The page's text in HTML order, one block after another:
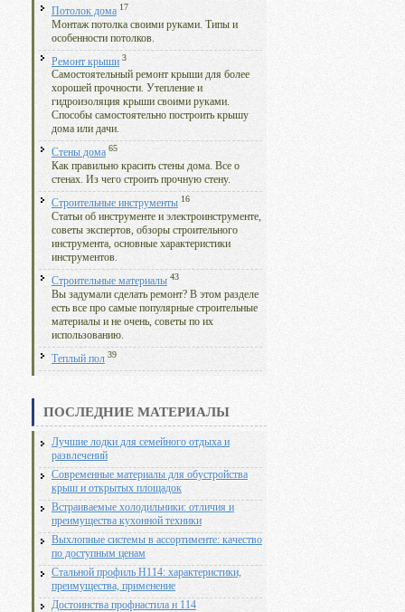
Потолок дома 17
Монтаж потолка своими руками. Типы и
особенности потолков.
Ремонт крыши 3
Самостоятельный ремонт крыши для более
хорошей прочности. Утепление и
гидроизоляция крыши своими руками.
Способы самостоятельно построить крышу
дома или дачи.
Стены дома 65
Как правильно красить стены дома. Все о
стенах. Из чего строить прочную стену.
Строительные инструменты 16
Статьи об инструменте и электроинструменте,
советы экспертов, обзоры строительного
инструмента, основные характеристики
инструментов.
Строительные материалы 43
Вы задумали сделать ремонт? В этом разделе
есть все про самые популярные строительные
материалы и не очень, советы по их
использованию.
Теплый пол 39
ПОСЛЕДНИЕ МАТЕРИАЛЫ
Лучшие лодки для семейного отдыха и
развлечений
Современные материалы для обустройства
крыш и открытых площадок
Встраиваемые холодильники: отличия и
преимущества кухонной техники
Выхлопные системы в ассортименте: качество
по доступным ценам
Стальной профиль Н114: характеристики,
преимущества, применение
Достоинства профнастила н 114